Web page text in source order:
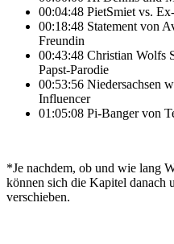
00:04:48 PietSmiet vs.
00:18:48 Statement von
Freundin
00:43:48 Christian Wolfs
Papst-Parodie
00:53:56 Niedersachsen
Influencer
01:05:08 Pi-Banger von
*Je nachdem, ob und wie lang
können sich die Kapitel danach
verschieben.